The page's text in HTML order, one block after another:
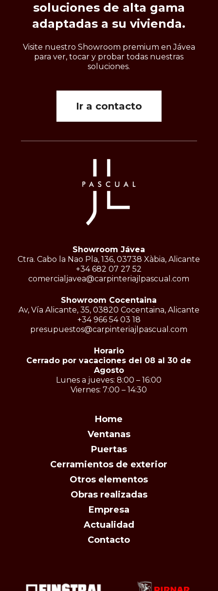
soluciones de alta gama
adaptadas a su vivienda.
Visite nuestro Showroom premium en Jávea
para ver, tocar y probar todas nuestras
soluciones.
Ir a contacto
Showroom Jávea
Ctra. Cabo la Nao Pla, 136, 03738 Xàbia, Alicante
+34 682 07 27 52
comercialjavea@carpinteriajlpascual.com
Showroom Cocentaina
Av, Vía Alicante, 35, 03820 Cocentaina, Alicante
+34 966 54 03 18
presupuestos@carpinteriajlpascual.com
Horario
Cerrado por vacaciones del 08 al 30 de
Agosto
Lunes a jueves: 8:00 – 16:00
Viernes: 7:00 – 14:30
Home
Ventanas
Puertas
Cerramientos de exterior
Otros elementos
Obras realizadas
Empresa
Actualidad
Contacto